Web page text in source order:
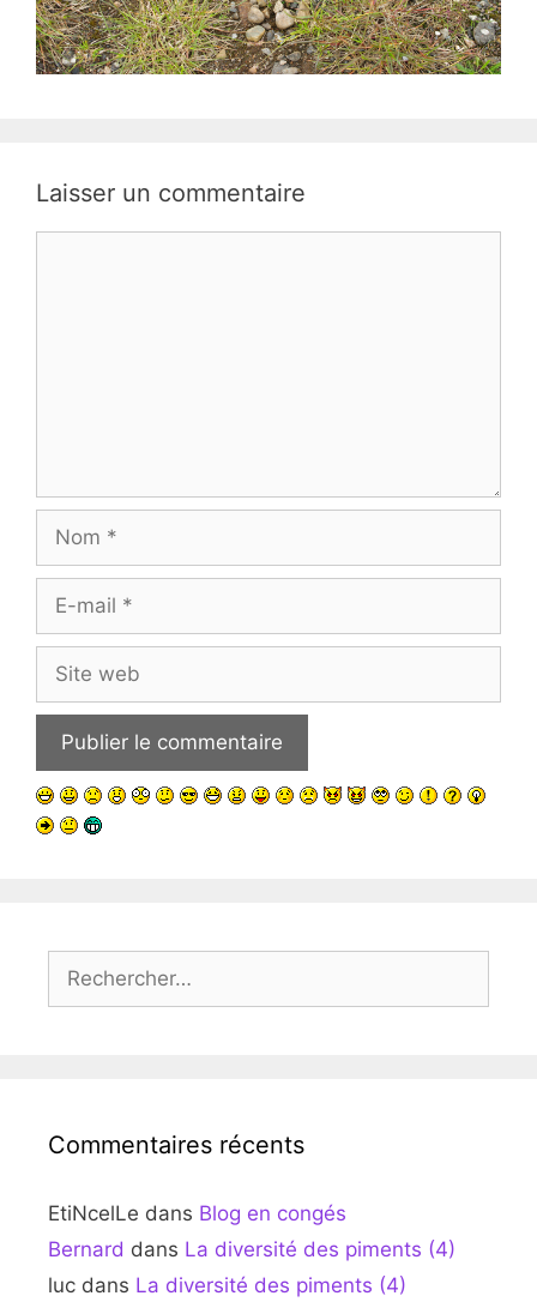
Laisser un commentaire
Nom
Site
web
Rechercher :
Commentaires récents
EtiNcelLe dans Blog en congés
Bernard dans La diversité des piments (4)
luc dans La diversité des piments (4)